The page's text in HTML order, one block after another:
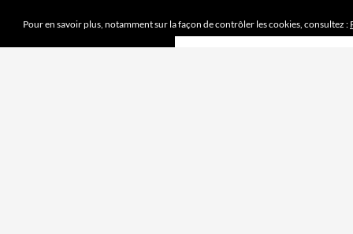
Pour en savoir plus, notamment sur la façon de contrôler les cookies, consultez :